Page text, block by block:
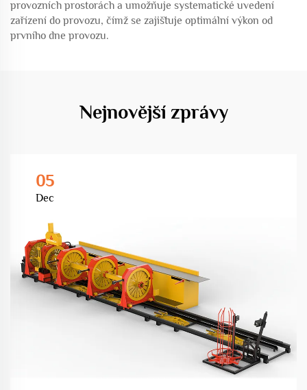
provozních prostorách a umožňuje systematické uvedení
zařízení do provozu, čímž se zajišťuje optimální výkon od
prvního dne provozu.
Nejnovější zprávy
05
Dec